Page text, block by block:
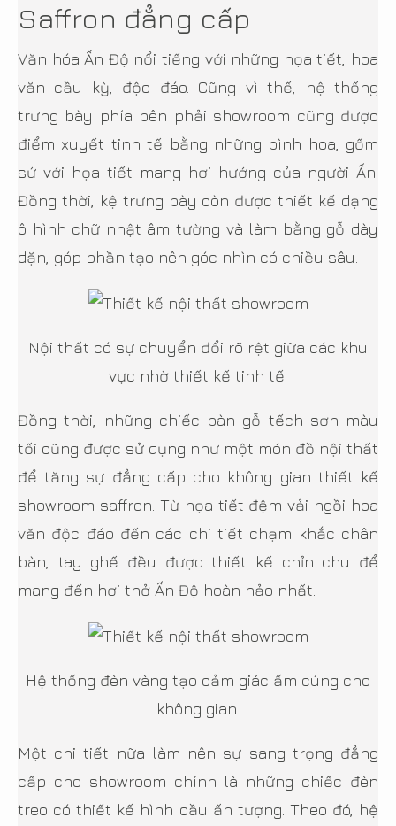
Saffron đẳng cấp
Văn hóa Ấn Độ nổi tiếng với những họa tiết, hoa
văn cầu kỳ, độc đáo. Cũng vì thế, hệ thống
trưng bày phía bên phải showroom cũng được
điểm xuyết tinh tế bằng những bình hoa, gốm
sứ với họa tiết mang hơi hướng của người Ấn.
Đồng thời, kệ trưng bày còn được thiết kế dạng
ô hình chữ nhật âm tường và làm bằng gỗ dày
dặn, góp phần tạo nên góc nhìn có chiều sâu.
Nội thất có sự chuyển đổi rõ rệt giữa các khu
vực nhờ thiết kế tinh tế.
Đồng thời, những chiếc bàn gỗ tếch sơn màu
tối cũng được sử dụng như một món đồ nội thất
để tăng sự đẳng cấp cho không gian thiết kế
showroom saffron. Từ họa tiết đệm vải ngồi hoa
văn độc đáo đến các chi tiết chạm khắc chân
bàn, tay ghế đều được thiết kế chỉn chu để
mang đến hơi thở Ấn Độ hoàn hảo nhất.
Hệ thống đèn vàng tạo cảm giác ấm cúng cho
không gian.
Một chi tiết nữa làm nên sự sang trọng đẳng
cấp cho showroom chính là những chiếc đèn
treo có thiết kế hình cầu ấn tượng. Theo đó, hệ